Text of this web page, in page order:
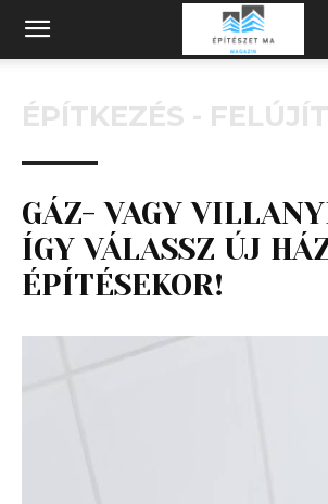
Építeszeti
Magazin
ÉPÍTKEZÉS -
GÁZ- VAGY
ÍGY VÁLASSZ ÚJ
ÉPÍTÉSEKOR!